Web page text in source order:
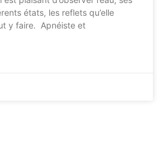
états, les reflets qu’elle
y faire. Apnéiste et